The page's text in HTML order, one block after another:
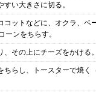
い大きさに切る。
コットなどに、オクラ、ベ
ーンをちらす。
、その上にチーズをかける
ちらし、トースターで焼く